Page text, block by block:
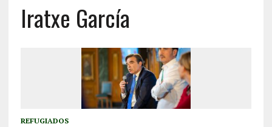
Iratxe García
REFUGIADOS